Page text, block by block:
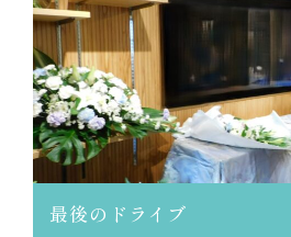
最後のドライブ